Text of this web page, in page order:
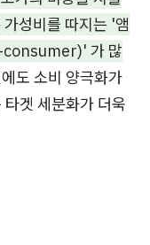
성비를 따지는 '앰
가 많
도 소비 양극화가
겟 세분화가 더욱